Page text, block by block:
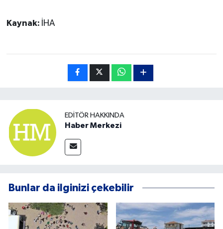
Kaynak: İHA
EDITÖR HAKKINDA
Haber Merkezi
Bunlar da ilginizi çekebilir